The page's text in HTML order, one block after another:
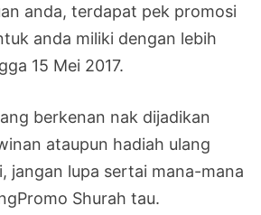
anda, terdapat pek promosi
anda miliki dengan lebih
15 Mei 2017.
berkenan nak dijadikan
ataupun hadiah ulang
jangan lupa sertai mana-mana
Shurah tau.